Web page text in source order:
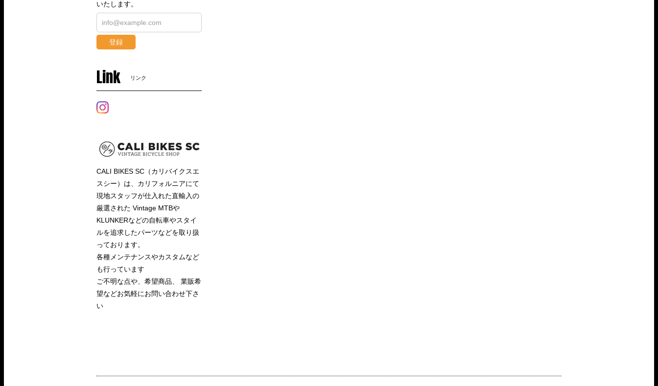
いたします。
登録
Link リンク
CALI BIKES SC（カリバイクスエ
スシー）は、カリフォルニアにて
現地スタッフが仕入れた直輸入の
厳選された Vintage MTBや
KLUNKERなどの自転車やスタイ
ルを追求したパーツなどを取り扱
っております。
各種メンテナンスやカスタムなど
も行っています
ご不明な点や、希望商品、 業販希
望などお気軽にお問い合わせ下さ
い